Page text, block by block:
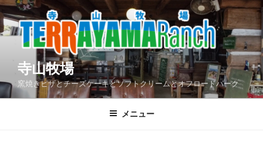
コ
ン
テ
ス
寺山牧場
窯焼きピザとチーズケーキとソフトクリームとオフロードパーク
メニュー